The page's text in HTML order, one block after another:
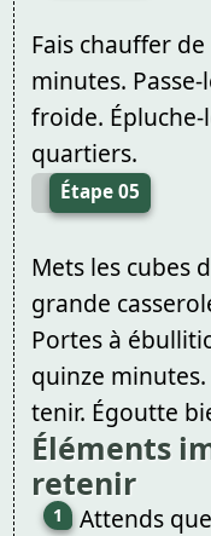
Fais chauffer
minutes.
froide.
quartiers.
Étape 05
Mets les cubes
grande
Portes à
quinze
tenir. Égoutte
Éléments
retenir
Attends